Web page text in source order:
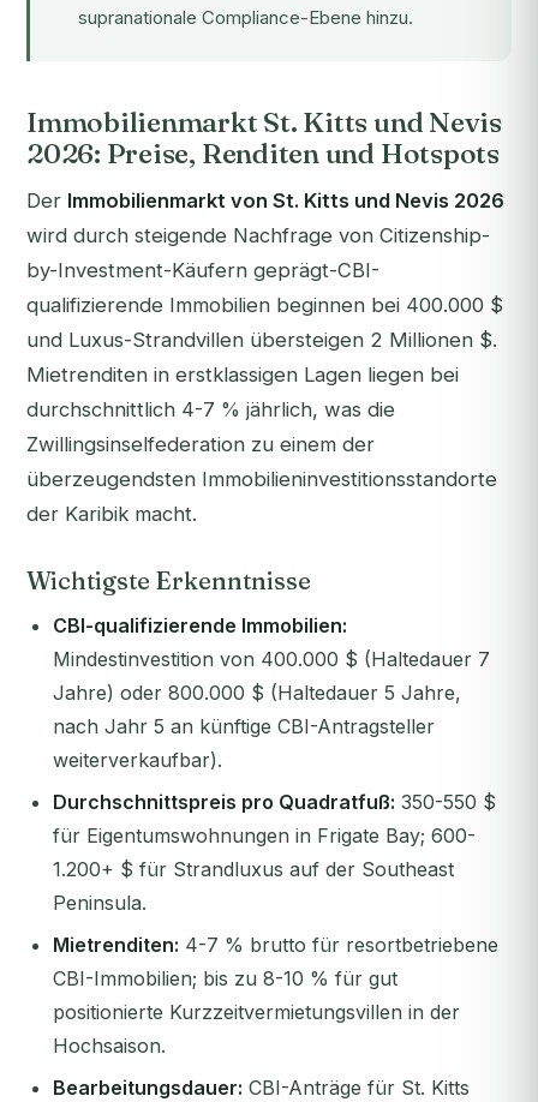
supranationale Compliance-Ebene hinzu.
Immobilienmarkt St. Kitts und Nevis
2026: Preise, Renditen und Hotspots
Der Immobilienmarkt von St. Kitts und Nevis 2026
wird durch steigende Nachfrage von Citizenship-
by-Investment-Käufern geprägt-CBI-
qualifizierende Immobilien beginnen bei 400.000 $
und Luxus-Strandvillen übersteigen 2 Millionen $.
Mietrenditen in erstklassigen Lagen liegen bei
durchschnittlich 4-7 % jährlich, was die
Zwillingsinselfederation zu einem der
überzeugendsten Immobilieninvestitionsstandorte
der Karibik macht.
Wichtigste Erkenntnisse
CBI-qualifizierende Immobilien:
Mindestinvestition von 400.000 $ (Haltedauer 7
Jahre) oder 800.000 $ (Haltedauer 5 Jahre,
nach Jahr 5 an künftige CBI-Antragsteller
weiterverkaufbar).
Durchschnittspreis pro Quadratfuß: 350-550 $
für Eigentumswohnungen in Frigate Bay; 600-
1.200+ $ für Strandluxus auf der Southeast
Peninsula.
Mietrenditen: 4-7 % brutto für resortbetriebene
CBI-Immobilien; bis zu 8-10 % für gut
positionierte Kurzzeitvermietungsvillen in der
Hochsaison.
Bearbeitungsdauer: CBI-Anträge für St. Kitts